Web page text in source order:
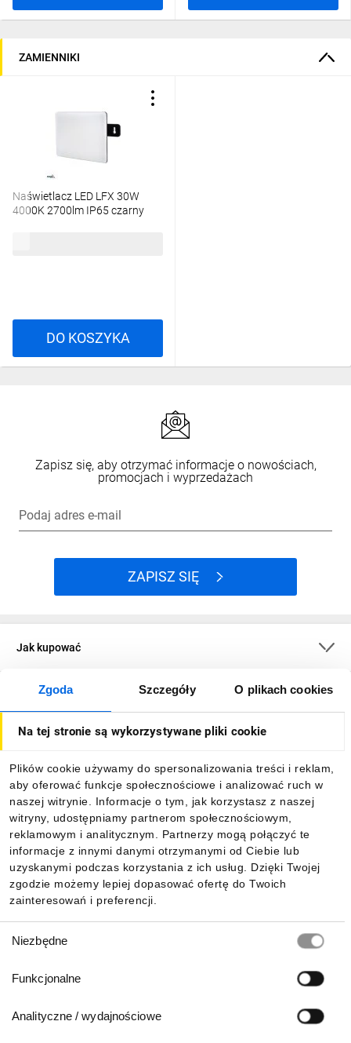
Zgoda Szczegóły O plikach cookies
Na tej stronie są wykorzystywane pliki cookie
Plików cookie używamy do spersonalizowania treści i reklam,
aby oferować funkcje społecznościowe i analizować ruch w
naszej witrynie. Informacje o tym, jak korzystasz z naszej
witryny, udostępniamy partnerom społecznościowym,
reklamowym i analitycznym. Partnerzy mogą połączyć te
informacje z innymi danymi otrzymanymi od Ciebie lub
uzyskanymi podczas korzystania z ich usług. Dzięki Twojej
zgodzie możemy lepiej dopasować ofertę do Twoich
zainteresowań i preferencji.
zgody
Niezbędne
Funkcjonalne
Analityczne / wydajnościowe
ZAMIENNIKI
Naświetlacz LED LFX 30W
4000K 2700lm IP65 czarny
DO KOSZYKA
Zapisz się, aby otrzymać informacje o nowościach,
promocjach i wyprzedażach
Podaj adres e-mail
ZAPISZ SIĘ
Jak kupować
O firmie
Informacje
Pobierz naszą aplikację mobilną: